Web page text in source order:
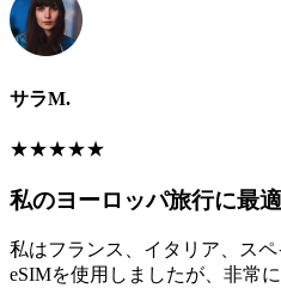
サラM.
★★★★★
私のヨーロッパ旅行に最適
私はフランス、イタリア、ス
eSIMを使用しましたが、非常